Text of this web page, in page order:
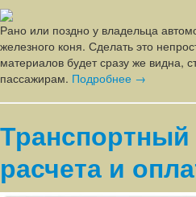
Рано или поздно у владельца
железного коня. Сделать это
материалов будет сразу же видна,
пассажирам. Подробнее →
расчета и